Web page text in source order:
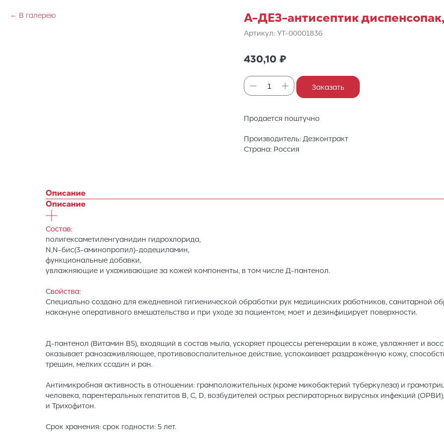
В галерею А-ДЕЗ-антисептик диспенсопак,
Артикул: УТ-00001836
430,10 ₽
Заказать
Продается поштучно
Производитель: Дезконтракт
Страна: Россия
Описание
Описание
Состав:
полигексаметиленгуанидин гидрохлорида,
N,N-бис(3-аминопропил)-додециламин,
функциональные добавки,
увлажняющие и ухаживающие за кожей компоненты, в том числе Д-пантенол.
Свойства:
Специально создано для ежедневной гигиенической обработки рук медицинских работников, санитарной
накануне оперативного вмешательства и при уходе за пациентом; моет и дезинфицирует поверхности.
Д-пантенол (Витамин В5), входящий в состав мыла, ускоряет процессы регенерации в коже, увлажняет и
оказывает ранозаживляющее, противовоспалительное действие, успокаивает раздражённую кожу,
трещин, мелких ссадин и ран.
Антимикробная активность в отношении: грамположительных (кроме микобактерий туберкулеза) и
человека, парентеральных гепатитов В, C, D, возбудителей острых респираторных вирусных инфекций
и Трихофитон.
Срок хранения: срок годности: 5 лет.